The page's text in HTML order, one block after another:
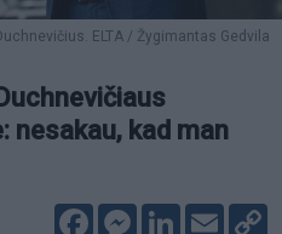
ELTA / Žygimantas Gedvila
nesakau, kad man
FacebookMessenger
LinkedIn
Email